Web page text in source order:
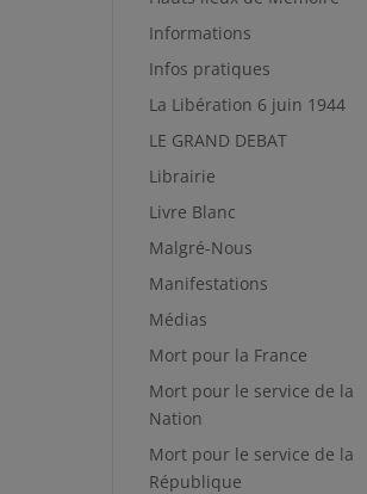
Informations
Infos pratiques
La Libération 6 juin 1944
LE GRAND DEBAT
Librairie
Livre Blanc
Malgré-Nous
Manifestations
Médias
Mort pour la France
Mort pour le service de la
Nation
Mort pour le service de la
République